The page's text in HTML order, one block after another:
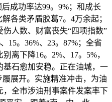
成功率达99。9%；和成长
各类矛盾胶葛7。4万余起；
人数、财富丧失“四项指数”
15。36%、23。87%；全省
离下降16。2%、17。5%，
石愈加安稳。正在油城，一
展开。实施精准冲击，为油
，全市涉油刑事案件发案率下